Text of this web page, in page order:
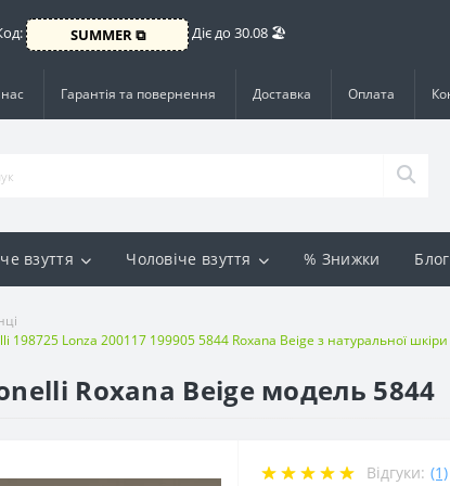
SUMMER ⧉ Діє до 30.08 🏖️
Гарантія та повернення Доставка Оплата
взуття Чоловіче взуття % Знижки Блог
198725 Lonza 200117 199905 5844 Roxana Beige з натуральної шкіри
Roxana Beige модель 5844
Відгуки: (1)